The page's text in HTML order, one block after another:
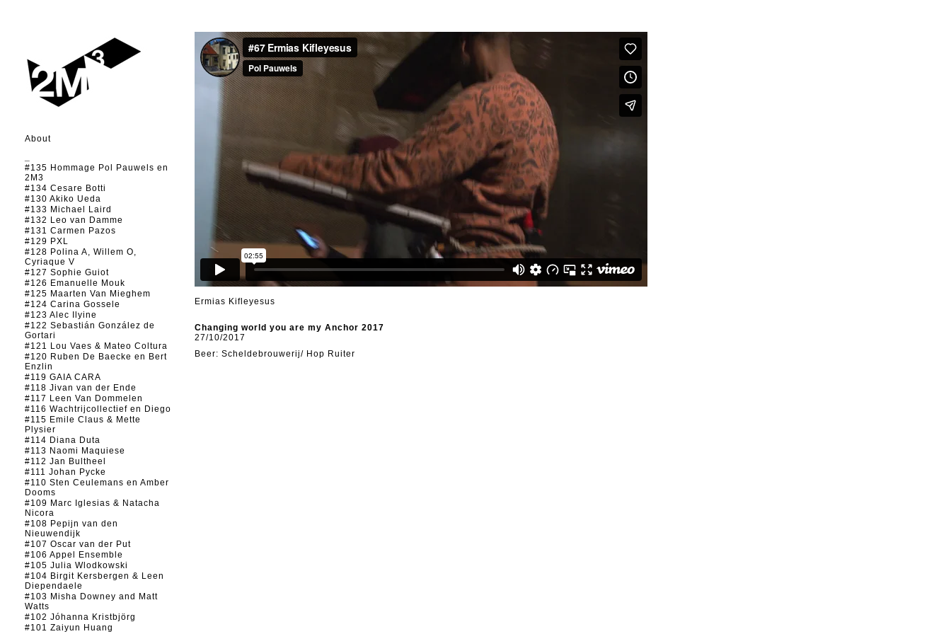
About
#135 Hommage Pol Pauwels en
2M3
#134 Cesare Botti
#130 Akiko Ueda
#133 Michael Laird
#132 Leo van Damme
#131 Carmen Pazos
#129 PXL
#128 Polina A, Willem O,
Cyriaque V
#127 Sophie Guiot
#126 Emanuelle Mouk
#125 Maarten Van Mieghem
#124 Carina Gossele
#123 Alec Ilyine
#122 Sebastián González de
Gortari
#121 Lou Vaes & Mateo Coltura
#120 Ruben De Baecke en Bert
Enzlin
#119 GAIA CARA
#118 Jivan van der Ende
#117 Leen Van Dommelen
#116 Wachtrijcollectief en Diego
#115 Emile Claus & Mette
Plysier
#114 Diana Duta
#113 Naomi Maquiese
#112 Jan Bultheel
#111 Johan Pycke
#110 Sten Ceulemans en Amber
Dooms
#109 Marc Iglesias & Natacha
Nicora
#108 Pepijn van den
Nieuwendijk
#107 Oscar van der Put
#106 Appel Ensemble
#105 Julia Wlodkowski
#104 Birgit Kersbergen & Leen
Diependaele
#103 Misha Downey and Matt
Watts
#102 Jóhanna Kristbjörg
#101 Zaiyun Huang
Ermias Kifleyesus
Changing world you are my Anchor 2017
27/10/2017
Beer: Scheldebrouwerij/ Hop Ruiter